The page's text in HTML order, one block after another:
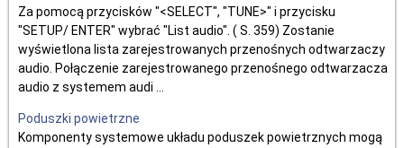
Za pomocą przycisków "<SELECT", "TUNE>" i przycisku
"SETUP/ ENTER" wybrać "List audio". ( S. 359) Zostanie
wyświetlona lista zarejestrowanych przenośnych odtwarzaczy
audio. Połączenie zarejestrowanego przenośnego odtwarzacza
audio z systemem audi ...
Poduszki powietrzne
Komponenty systemowe układu poduszek powietrznych mogą